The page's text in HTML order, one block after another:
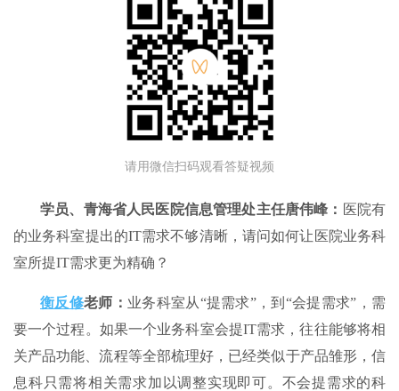
请用微信扫码观看答疑视频
学员、 青海省人民医院信息管理处主任唐伟峰： 医院有
的业务科室提出的IT需求不够清晰，请问如何让医院业务科
室所提IT需求更为精确？
衡反修老师： 业务科室从“提需求”，到“会提需求”，需
要一个过程。如果一个业务科室会提IT需求，往往能够将相
关产品功能、流程等全部梳理好，已经类似于产品雏形，信
息科只需将相关需求加以调整实现即可。不会提需求的科